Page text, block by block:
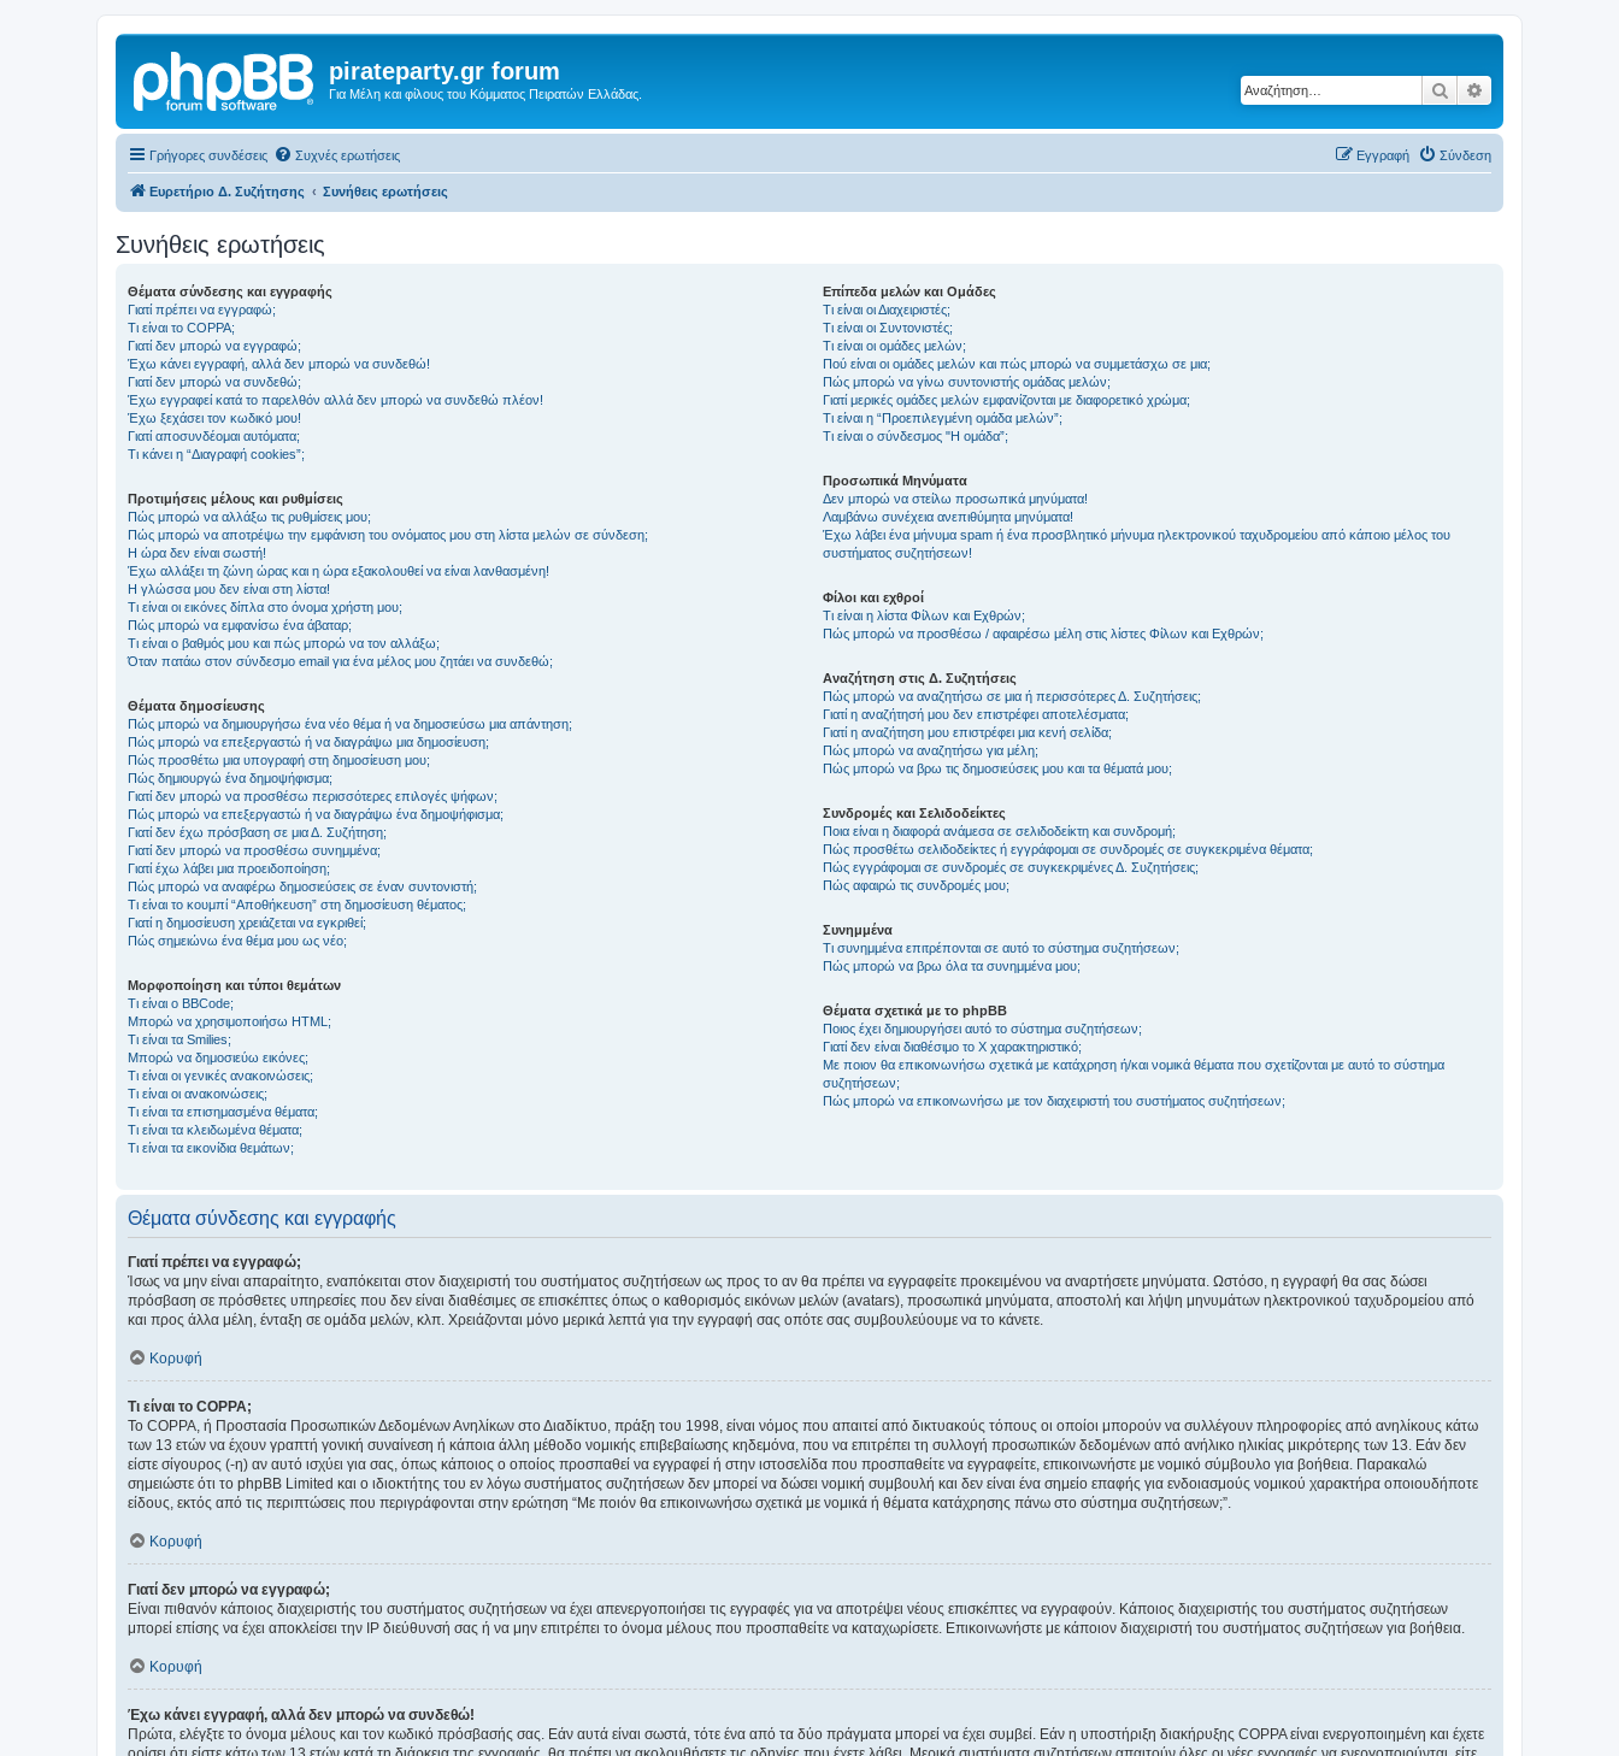
pirateparty.gr forum
Για Μέλη και φίλους του Κόμματος Πειρατών Ελλάδας. Αναζήτηση
Γρήγορες συνδέσεις Συχνές ερωτήσεις Σύνδεση
Εγγραφή
Ευρετήριο Δ. Συζήτησης Συνήθεις ερωτήσεις
Συνήθεις ερωτήσεις
Θέματα σύνδεσης και εγγραφής
Γιατί πρέπει να εγγραφώ;
Τι είναι το COPPA;
Γιατί δεν μπορώ να εγγραφώ;
Έχω κάνει εγγραφή, αλλά δεν μπορώ να συνδεθώ!
Γιατί δεν μπορώ να συνδεθώ;
Έχω εγγραφεί κατά το παρελθόν αλλά δεν μπορώ να συνδεθώ πλέον!
Έχω ξεχάσει τον κωδικό μου!
Γιατί αποσυνδέομαι αυτόματα;
Τι κάνει η “Διαγραφή cookies”;
Προτιμήσεις μέλους και ρυθμίσεις
Πώς μπορώ να αλλάξω τις ρυθμίσεις μου;
Πώς μπορώ να αποτρέψω την εμφάνιση του ονόματος μου στη λίστα μελών σε σύνδεση;
Η ώρα δεν είναι σωστή!
Έχω αλλάξει τη ζώνη ώρας και η ώρα εξακολουθεί να είναι λανθασμένη!
Η γλώσσα μου δεν είναι στη λίστα!
Τι είναι οι εικόνες δίπλα στο όνομα χρήστη μου;
Πώς μπορώ να εμφανίσω ένα άβαταρ;
Τι είναι ο βαθμός μου και πώς μπορώ να τον αλλάξω;
Όταν πατάω στον σύνδεσμο email για ένα μέλος μου ζητάει να συνδεθώ;
Θέματα δημοσίευσης
Πώς μπορώ να δημιουργήσω ένα νέο θέμα ή να δημοσιεύσω μια απάντηση;
Πώς μπορώ να επεξεργαστώ ή να διαγράψω μια δημοσίευση;
Πώς προσθέτω μια υπογραφή στη δημοσίευση μου;
Πώς δημιουργώ ένα δημοψήφισμα;
Γιατί δεν μπορώ να προσθέσω περισσότερες επιλογές ψήφων;
Πώς μπορώ να επεξεργαστώ ή να διαγράψω ένα δημοψήφισμα;
Γιατί δεν έχω πρόσβαση σε μια Δ. Συζήτηση;
Γιατί δεν μπορώ να προσθέσω συνημμένα;
Γιατί έχω λάβει μια προειδοποίηση;
Πώς μπορώ να αναφέρω δημοσιεύσεις σε έναν συντονιστή;
Τι είναι το κουμπί “Αποθήκευση” στη δημοσίευση θέματος;
Γιατί η δημοσίευση χρειάζεται να εγκριθεί;
Πώς σημειώνω ένα θέμα μου ως νέο;
Μορφοποίηση και τύποι θεμάτων
Τι είναι ο BBCode;
Μπορώ να χρησιμοποιήσω HTML;
Τι είναι τα Smilies;
Μπορώ να δημοσιεύω εικόνες;
Τι είναι οι γενικές ανακοινώσεις;
Τι είναι οι ανακοινώσεις;
Τι είναι τα επισημασμένα θέματα;
Τι είναι τα κλειδωμένα θέματα;
Τι είναι τα εικονίδια θεμάτων;
Επίπεδα μελών και Ομάδες
Τι είναι οι Διαχειριστές;
Τι είναι οι Συντονιστές;
Τι είναι οι ομάδες μελών;
Πού είναι οι ομάδες μελών και πώς μπορώ να συμμετάσχω σε μια;
Πώς μπορώ να γίνω συντονιστής ομάδας μελών;
Γιατί μερικές ομάδες μελών εμφανίζονται με διαφορετικό χρώμα;
Τι είναι η “Προεπιλεγμένη ομάδα μελών”;
Τι είναι ο σύνδεσμος "Η ομάδα”;
Προσωπικά Μηνύματα
Δεν μπορώ να στείλω προσωπικά μηνύματα!
Λαμβάνω συνέχεια ανεπιθύμητα μηνύματα!
Έχω λάβει ένα μήνυμα spam ή ένα προσβλητικό μήνυμα ηλεκτρονικού ταχυδρομείου από κάποιο μέλος του
συστήματος συζητήσεων!
Φίλοι και εχθροί
Τι είναι η λίστα Φίλων και Εχθρών;
Πώς μπορώ να προσθέσω / αφαιρέσω μέλη στις λίστες Φίλων και Εχθρών;
Αναζήτηση στις Δ. Συζητήσεις
Πώς μπορώ να αναζητήσω σε μια ή περισσότερες Δ. Συζητήσεις;
Γιατί η αναζήτησή μου δεν επιστρέφει αποτελέσματα;
Γιατί η αναζήτηση μου επιστρέφει μια κενή σελίδα;
Πώς μπορώ να αναζητήσω για μέλη;
Πώς μπορώ να βρω τις δημοσιεύσεις μου και τα θέματά μου;
Συνδρομές και Σελιδοδείκτες
Ποια είναι η διαφορά ανάμεσα σε σελιδοδείκτη και συνδρομή;
Πώς προσθέτω σελιδοδείκτες ή εγγράφομαι σε συνδρομές σε συγκεκριμένα θέματα;
Πώς εγγράφομαι σε συνδρομές σε συγκεκριμένες Δ. Συζητήσεις;
Πώς αφαιρώ τις συνδρομές μου;
Συνημμένα
Τι συνημμένα επιτρέπονται σε αυτό το σύστημα συζητήσεων;
Πώς μπορώ να βρω όλα τα συνημμένα μου;
Θέματα σχετικά με το phpBB
Ποιος έχει δημιουργήσει αυτό το σύστημα συζητήσεων;
Γιατί δεν είναι διαθέσιμο το Χ χαρακτηριστικό;
Με ποιον θα επικοινωνήσω σχετικά με κατάχρηση ή/και νομικά θέματα που σχετίζονται με αυτό το σύστημα
συζητήσεων;
Πώς μπορώ να επικοινωνήσω με τον διαχειριστή του συστήματος συζητήσεων;
Θέματα σύνδεσης και εγγραφής
Γιατί πρέπει να εγγραφώ;
Ίσως να μην είναι απαραίτητο, εναπόκειται στον διαχειριστή του συστήματος συζητήσεων ως προς το αν θα πρέπει να εγγραφείτε προκειμένου να αναρτήσετε μηνύματα. Ωστόσο, η εγγραφή θα σας δώσει
πρόσβαση σε πρόσθετες υπηρεσίες που δεν είναι διαθέσιμες σε επισκέπτες όπως ο καθορισμός εικόνων μελών (avatars), προσωπικά μηνύματα, αποστολή και λήψη μηνυμάτων ηλεκτρονικού ταχυδρομείου από
και προς άλλα μέλη, ένταξη σε ομάδα μελών, κλπ. Χρειάζονται μόνο μερικά λεπτά για την εγγραφή σας οπότε σας συμβουλεύουμε να το κάνετε.
Κορυφή
Τι είναι το COPPA;
Το COPPA, ή Προστασία Προσωπικών Δεδομένων Ανηλίκων στο Διαδίκτυο, πράξη του 1998, είναι νόμος που απαιτεί από δικτυακούς τόπους οι οποίοι μπορούν να συλλέγουν πληροφορίες από ανηλίκους κάτω
των 13 ετών να έχουν γραπτή γονική συναίνεση ή κάποια άλλη μέθοδο νομικής επιβεβαίωσης κηδεμόνα, που να επιτρέπει τη συλλογή προσωπικών δεδομένων από ανήλικο ηλικίας μικρότερης των 13. Εάν δεν
είστε σίγουρος (-η) αν αυτό ισχύει για σας, όπως κάποιος ο οποίος προσπαθεί να εγγραφεί ή στην ιστοσελίδα που προσπαθείτε να εγγραφείτε, επικοινωνήστε με νομικό σύμβουλο για βοήθεια. Παρακαλώ
σημειώστε ότι το phpBB Limited και ο ιδιοκτήτης του εν λόγω συστήματος συζητήσεων δεν μπορεί να δώσει νομική συμβουλή και δεν είναι ένα σημείο επαφής για ενδοιασμούς νομικού χαρακτήρα οποιουδήποτε
είδους, εκτός από τις περιπτώσεις που περιγράφονται στην ερώτηση “Με ποιόν θα επικοινωνήσω σχετικά με νομικά ή θέματα κατάχρησης πάνω στο σύστημα συζητήσεων;”.
Κορυφή
Γιατί δεν μπορώ να εγγραφώ;
Είναι πιθανόν κάποιος διαχειριστής του συστήματος συζητήσεων να έχει απενεργοποιήσει τις εγγραφές για να αποτρέψει νέους επισκέπτες να εγγραφούν. Κάποιος διαχειριστής του συστήματος συζητήσεων
μπορεί επίσης να έχει αποκλείσει την IP διεύθυνσή σας ή να μην επιτρέπει το όνομα μέλους που προσπαθείτε να καταχωρίσετε. Επικοινωνήστε με κάποιον διαχειριστή του συστήματος συζητήσεων για βοήθεια.
Κορυφή
Έχω κάνει εγγραφή, αλλά δεν μπορώ να συνδεθώ!
Πρώτα, ελέγξτε το όνομα μέλους και τον κωδικό πρόσβασής σας. Εάν αυτά είναι σωστά, τότε ένα από τα δύο πράγματα μπορεί να έχει συμβεί. Εάν η υποστήριξη διακήρυξης COPPA είναι ενεργοποιημένη και έχετε